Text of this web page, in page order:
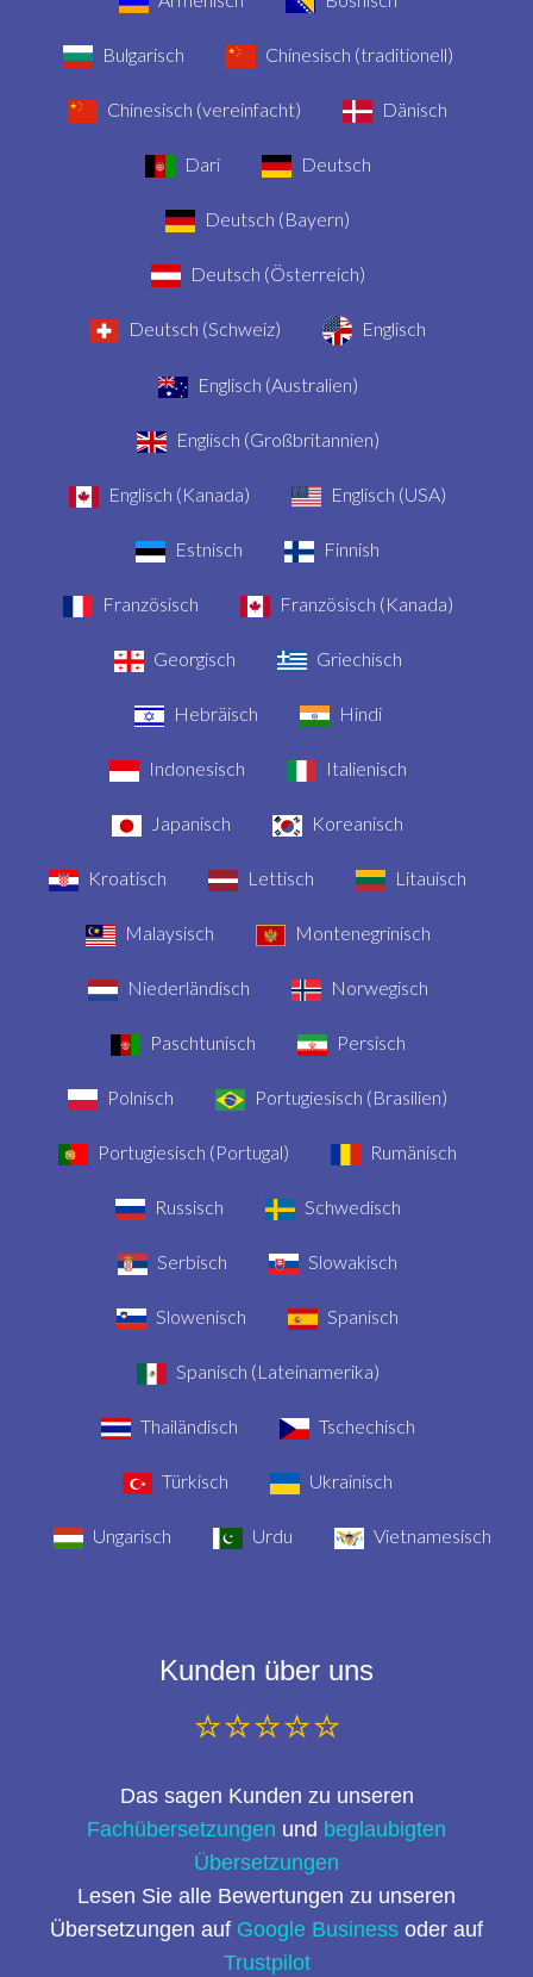
Bulgarisch Chinesisch (traditionell)
Chinesisch (vereinfacht) Dänisch
Dari Deutsch
Deutsch (Bayern)
Deutsch (Österreich)
Deutsch (Schweiz) Englisch
Englisch (Australien)
Englisch (Großbritannien)
Englisch (Kanada) Englisch (USA)
Estnisch Finnish
Französisch Französisch (Kanada)
Georgisch Griechisch
Hebräisch Hindi
Indonesisch Italienisch
Japanisch Koreanisch
Kroatisch Lettisch Litauisch
Malaysisch Montenegrinisch
Niederländisch Norwegisch
Paschtunisch Persisch
Polnisch Portugiesisch (Brasilien)
Portugiesisch (Portugal) Rumänisch
Russisch Schwedisch
Serbisch Slowakisch
Slowenisch Spanisch
Spanisch (Lateinamerika)
Thailändisch Tschechisch
Türkisch Ukrainisch
Ungarisch Urdu Vietnamesisch
Kunden über uns
⭐⭐⭐⭐⭐
Das sagen Kunden zu unseren
Fachübersetzungen und beglaubigten
Übersetzungen
Lesen Sie alle Bewertungen zu unseren
Übersetzungen auf Google Business oder auf
Trustpilot